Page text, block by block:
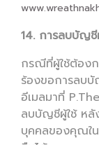
14. การลบบัญชี
กรณีที่ผู้ใช้ต้องก
ร้องขอการลบบั
อีเมลมาที่
ลบบัญชีผู้ใช้ หลั
บุคคลของคุณใน